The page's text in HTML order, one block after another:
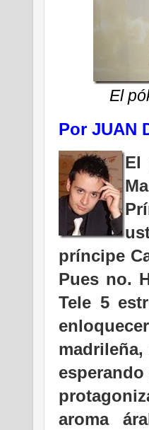
El
Por JUAN
El
príncipe
Pues no.
Tele 5
aroma